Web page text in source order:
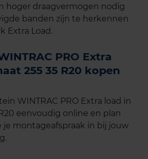
hoger draagvermogen nodig
banden zijn te herkennen
Extra Load.
PRO Extra
255 35 R20 kopen
WINTRAC PRO Extra load in
eenvoudig online en plan
je montageafspraak in bij jouw